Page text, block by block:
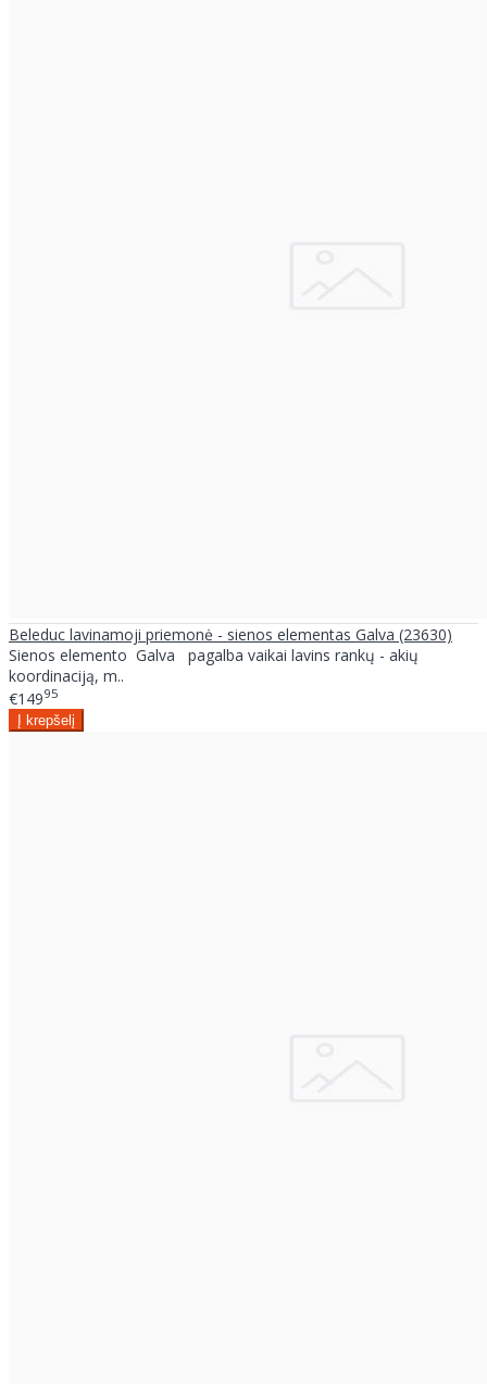
Beleduc lavinamoji priemonė - sienos elementas Galva (23630)
Sienos elemento Galva pagalba vaikai lavins rankų - akių
koordinaciją, m..
€14995